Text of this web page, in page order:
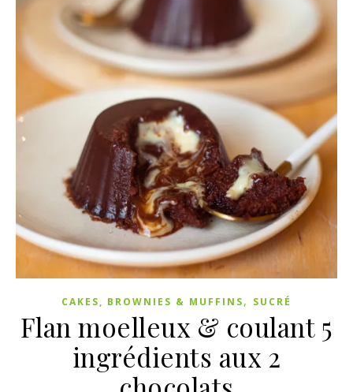
CAKES, BROWNIES & MUFFINS, SUCRÉ
Flan moelleux & coulant 5
ingrédients aux 2